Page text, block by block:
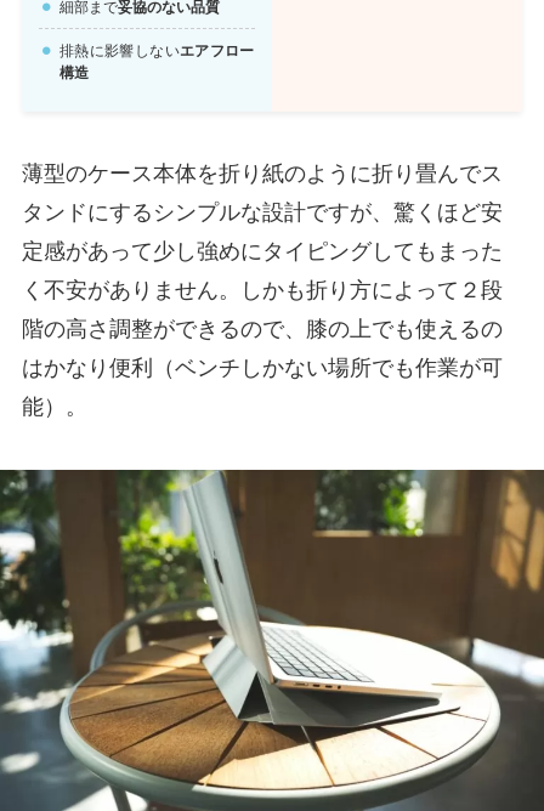
細部まで妥協のない品質
排熱に影響しないエアフロー
構造
薄型のケース本体を折り紙のように折り畳んでス
タンドにするシンプルな設計ですが、驚くほど安
定感があって少し強めにタイピングしてもまった
く不安がありません。しかも折り方によって２段
階の高さ調整ができるので、膝の上でも使えるの
はかなり便利（ベンチしかない場所でも作業が可
能）。